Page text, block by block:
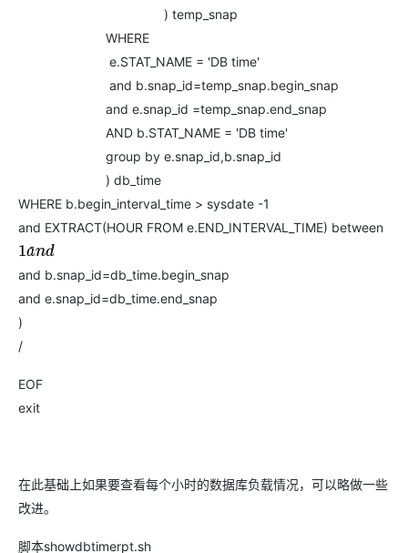
) temp_snap
WHERE
e.STAT_NAME = 'DB time'
and b.snap_id=temp_snap.begin_snap
and e.snap_id =temp_snap.end_snap
AND b.STAT_NAME = 'DB time'
group by e.snap_id,b.snap_id
) db_time
WHERE b.begin_interval_time > sysdate -1
and EXTRACT(HOUR FROM e.END_INTERVAL_TIME) between
1and
2
and b.snap_id=db_time.begin_snap
and e.snap_id=db_time.end_snap
)
/
EOF
exit
在此基础上如果要查看每个小时的数据库负载情况，可以略做一些
改进。
脚本showdbtimerpt.sh